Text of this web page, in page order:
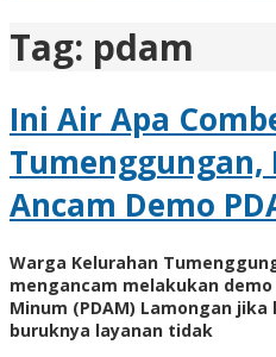
Tag: pdam
Ini Air Apa
Tumenggungan,
Ancam Demo
Warga Kelurahan
mengancam melakukan
Minum (PDAM) Lamongan
buruknya layanan tidak